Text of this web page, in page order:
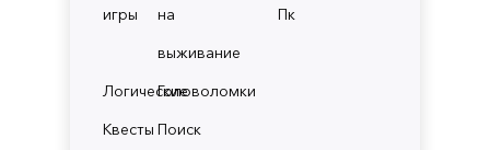
игры
на
выживание
ЛогическиеГоловоломки
Квесты Поиск
Пк